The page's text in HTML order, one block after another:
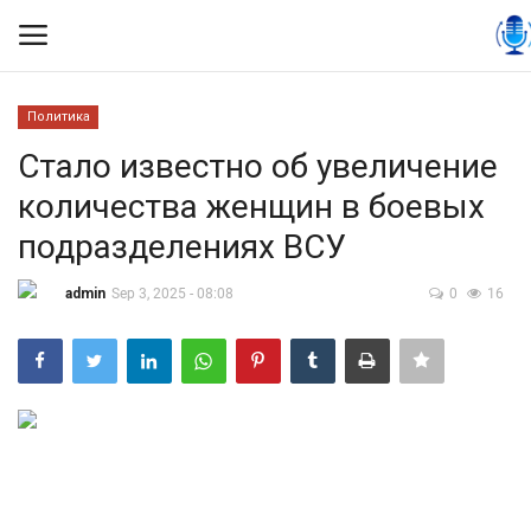
Контакты
Правила размещения
Экономика
Политика
Стало известно об увеличение
количества женщин в боевых
подразделениях ВСУ
admin Sep 3, 2025 - 08:08 0 16